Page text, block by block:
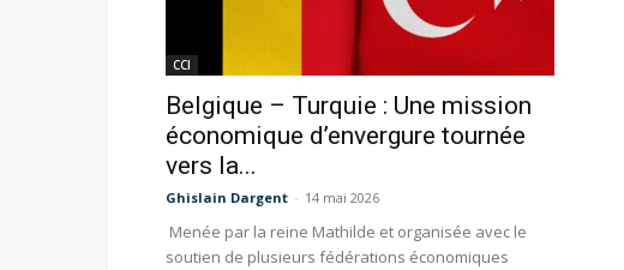
CCI
Belgique – Turquie : Une mission
économique d’envergure tournée
vers la...
Ghislain Dargent - 14 mai 2026
Menée par la reine Mathilde et organisée avec le
soutien de plusieurs fédérations économiques